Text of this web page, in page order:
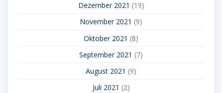
Dezember 2021 (19)
November 2021 (9)
Oktober 2021 (8)
September 2021 (7)
August 2021 (9)
Juli 2021 (2)